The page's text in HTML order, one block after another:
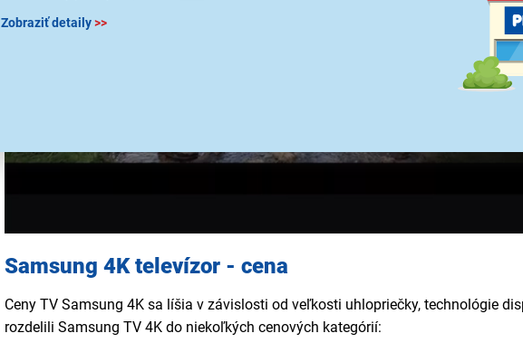
Zobraziť detaily>>
Samsung 4K televízor - cena
Ceny TV Samsung 4K sa líšia v závislosti od veľkosti uhlopriečky, technológie
rozdelili Samsung TV 4K do niekoľkých cenových kategórií: